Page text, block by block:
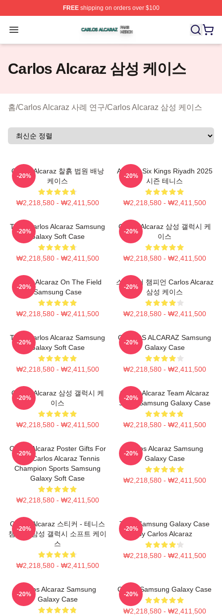
FREEshipping on orders over $100
Open menu
Carlos Alcaraz Shop ⚡️ Officially Licensed Carlos
Carlos Alcaraz 삼성 케이스
홈/Carlos Alcaraz 사례 연구/Carlos Alcaraz 삼성 케이스
Carlos Alcaraz 찰흙 법원 배낭
케이스
₩2,218,580 - ₩2,411,500
-20%
Alcaraz Six Kings Riyadh 2025
시즌 테니스
₩2,218,580 - ₩2,411,500
-20%
Tenis Carlos Alcaraz Samsung
Galaxy Soft Case
₩2,218,580 - ₩2,411,500
-20%
Carlos Alcaraz 삼성 갤럭시 케
이스
₩2,218,580 - ₩2,411,500
-20%
Carlos Alcaraz On The Field
Samsung Case
₩2,218,580 - ₩2,411,500
-20%
스페인어 챔피언 Carlos Alcaraz
삼성 케이스
₩2,218,580 - ₩2,411,500
-20%
Tenis Carlos Alcaraz Samsung
Galaxy Soft Case
₩2,218,580 - ₩2,411,500
-20%
CARLOS ALCARAZ Samsung
Galaxy Case
₩2,218,580 - ₩2,411,500
-20%
Carlos Alcaraz 삼성 갤럭시 케
이스
₩2,218,580 - ₩2,411,500
-20%
Carlos Alcaraz Team Alcaraz
Spain Samsung Galaxy Case
₩2,218,580 - ₩2,411,500
-20%
Carlos Alcaraz Poster Gifts For
Him, Carlos Alcaraz Tennis
Champion Sports Samsung
Galaxy Soft Case
₩2,218,580 - ₩2,411,500
-20%
Carlos Alcaraz Samsung
Galaxy Case
₩2,218,580 - ₩2,411,500
-20%
Carlos Alcaraz 스티커 - 테니스
챔피언 삼성 갤럭시 소프트 케이
스
₩2,218,580 - ₩2,411,500
-20%
Tenis Samsung Galaxy Case
By Carlos Alcaraz
₩2,218,580 - ₩2,411,500
-20%
Carlos Alcaraz Samsung
Galaxy Case
-20%
Carlos Samsung Galaxy Case
₩2,218,580 - ₩2,411,500
-20%